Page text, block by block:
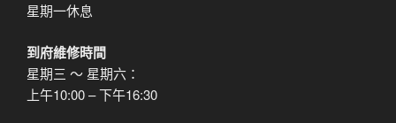
星期一休息
到府維修時間
星期三 ～ 星期六：
上午10:00 – 下午16:30